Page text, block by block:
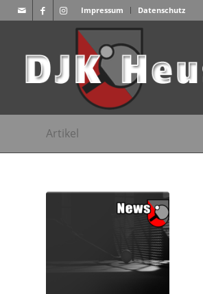
Impressum Datenschutz
Artikel